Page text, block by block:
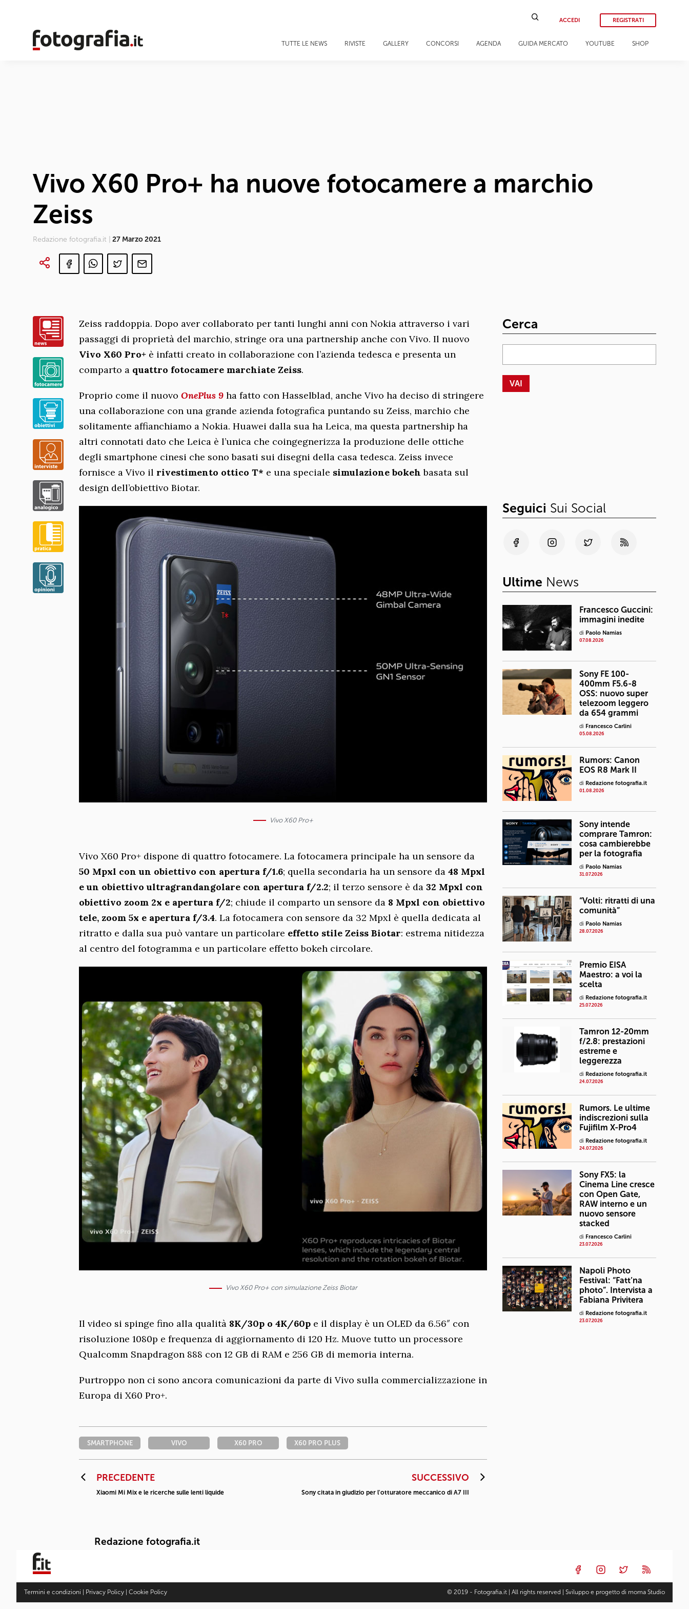
ACCEDI REGISTRATI
TUTTE LE NEWS RIVISTE GALLERY CONCORSI AGENDA GUIDA MERCATO YOUTUBE SHOP
Vivo X60 Pro+ ha nuove fotocamere a marchio
Zeiss
Redazione fotografia.it | 27 Marzo 2021
Zeiss raddoppia. Dopo aver collaborato per tanti lunghi anni con Nokia attraverso i vari
passaggi di proprietà del marchio, stringe ora una partnership anche con Vivo. Il nuovo
Vivo X60 Pro+ è infatti creato in collaborazione con l’azienda tedesca e presenta un
comparto a quattro fotocamere marchiate Zeiss.
Proprio come il nuovo OnePlus 9 ha fatto con Hasselblad, anche Vivo ha deciso di stringere
una collaborazione con una grande azienda fotografica puntando su Zeiss, marchio che
solitamente affianchiamo a Nokia. Huawei dalla sua ha Leica, ma questa partnership ha
altri connotati dato che Leica è l’unica che coingegnerizza la produzione delle ottiche
degli smartphone cinesi che sono basati sui disegni della casa tedesca. Zeiss invece
fornisce a Vivo il rivestimento ottico T* e una speciale simulazione bokeh basata sul
design dell’obiettivo Biotar.
Vivo X60 Pro+
Vivo X60 Pro+ dispone di quattro fotocamere. La fotocamera principale ha un sensore da
50 Mpxl con un obiettivo con apertura f/1.6; quella secondaria ha un sensore da 48 Mpxl
e un obiettivo ultragrandangolare con apertura f/2.2; il terzo sensore è da 32 Mpxl con
obiettivo zoom 2x e apertura f/2; chiude il comparto un sensore da 8 Mpxl con obiettivo
tele, zoom 5x e apertura f/3.4. La fotocamera con sensore da 32 Mpxl è quella dedicata al
ritratto e dalla sua può vantare un particolare effetto stile Zeiss Biotar: estrema nitidezza
al centro del fotogramma e un particolare effetto bokeh circolare.
Vivo X60 Pro+ con simulazione Zeiss Biotar
Il video si spinge fino alla qualità 8K/30p o 4K/60p e il display è un OLED da 6.56″ con
risoluzione 1080p e frequenza di aggiornamento di 120 Hz. Muove tutto un processore
Qualcomm Snapdragon 888 con 12 GB di RAM e 256 GB di memoria interna.
Purtroppo non ci sono ancora comunicazioni da parte di Vivo sulla commercializzazione in
Europa di X60 Pro+.
SMARTPHONE VIVO X60 PRO X60 PRO PLUS
PRECEDENTE
Xiaomi Mi Mix e le ricerche sulle lenti liquide
SUCCESSIVO
Sony citata in giudizio per l'otturatore meccanico di A7 III
Redazione fotografia.it
Cerca
Seguici Sui Social
Ultime News
Francesco Guccini:
immagini inedite
di Paolo Namias
07.08.2026
Sony FE 100-
400mm F5.6-8
OSS: nuovo super
telezoom leggero
da 654 grammi
di Francesco Carlini
05.08.2026
Rumors: Canon
EOS R8 Mark II
di Redazione fotografia.it
01.08.2026
Sony intende
comprare Tamron:
cosa cambierebbe
per la fotografia
di Paolo Namias
31.07.2026
“Volti: ritratti di una
comunità”
di Paolo Namias
28.07.2026
Premio EISA
Maestro: a voi la
scelta
di Redazione fotografia.it
25.07.2026
Tamron 12-20mm
f/2.8: prestazioni
estreme e
leggerezza
di Redazione fotografia.it
24.07.2026
Rumors. Le ultime
indiscrezioni sulla
Fujifilm X-Pro4
di Redazione fotografia.it
24.07.2026
Sony FX5: la
Cinema Line cresce
con Open Gate,
RAW interno e un
nuovo sensore
stacked
di Francesco Carlini
23.07.2026
Napoli Photo
Festival: “Fatt’na
photo”. Intervista a
Fabiana Privitera
di Redazione fotografia.it
23.07.2026
Termini e condizioni Privacy Policy Cookie Policy © 2019 - Fotografia.it | All rights reserved | Sviluppo e progetto di moma Studio